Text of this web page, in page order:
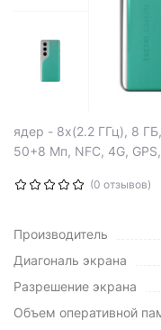
ядер - 8x(2.2 ГГц), 8
50+8 Мп, NFC, 4G,
(0 отзывов)
Производитель
Диагональ экрана
Разрешение экрана
Объем оперативной